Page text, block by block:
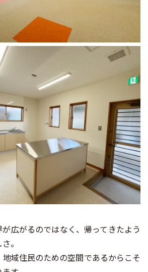
広がるのではなく、帰ってきたよう
。
域住民のための空間であるからこそ